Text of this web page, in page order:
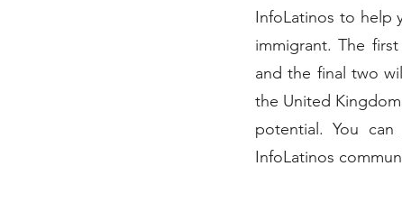
InfoLatinos to help
immigrant. The
and the final two
the United
potential. You
InfoLatinos